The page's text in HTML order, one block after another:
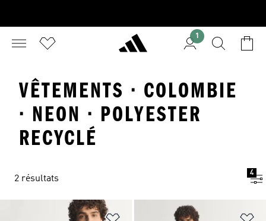
1
VÊTEMENTS · COLOMBIE
· NEON · POLYESTER
RECYCLÉ
2 résultats
4
Ajouter à la Liste de produits